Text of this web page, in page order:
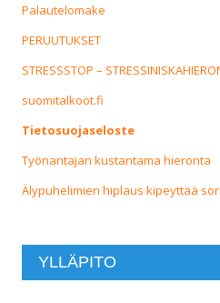
Palautelomake
PERUUTUKSET
STRESSSTOP –
suomitalkoot.fi
Tietosuojaseloste
Työnantajan kustantama hieronta
Älypuhelimien hiplaus kipeyttää
YLLÄPITO